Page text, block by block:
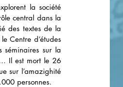
la société
central dans la
des textes de la
Centre d’études
sur la
Il est mort le 26
sur l’amazighité
personnes.